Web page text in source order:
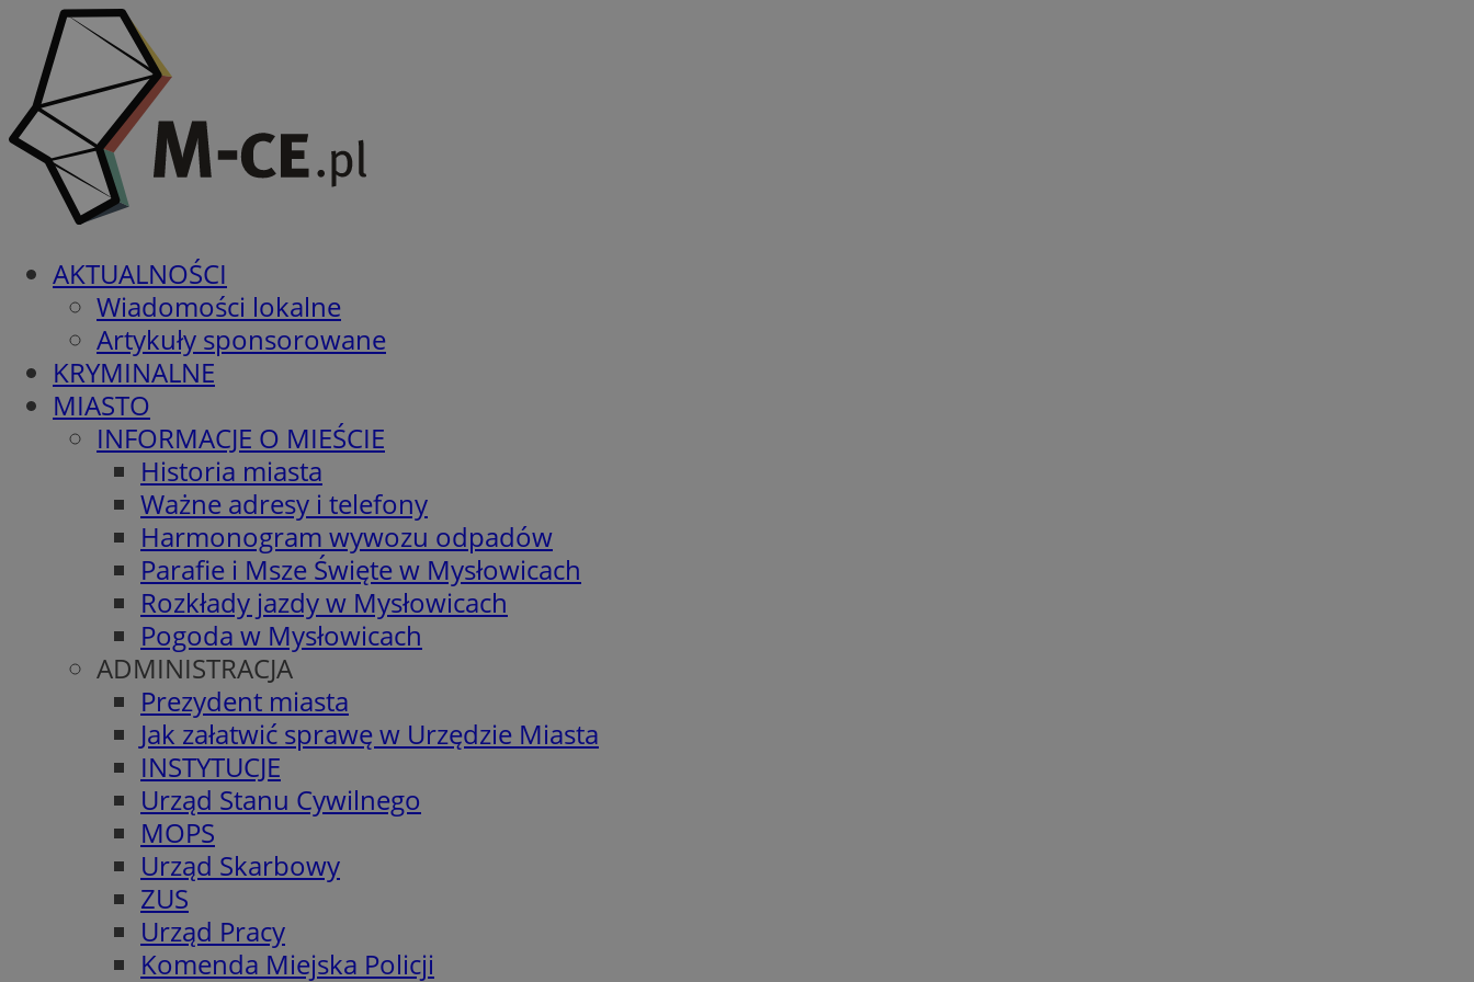
AKTUALNOŚCI
Wiadomości lokalne
Artykuły sponsorowane
KRYMINALNE
MIASTO
INFORMACJE O MIEŚCIE
Historia miasta
Ważne adresy i telefony
Harmonogram wywozu odpadów
Parafie i Msze Święte w Mysłowicach
Rozkłady jazdy w Mysłowicach
Pogoda w Mysłowicach
ADMINISTRACJA
Prezydent miasta
Jak załatwić sprawę w Urzędzie Miasta
INSTYTUCJE
Urząd Stanu Cywilnego
MOPS
Urząd Skarbowy
ZUS
Urząd Pracy
Komenda Miejska Policji